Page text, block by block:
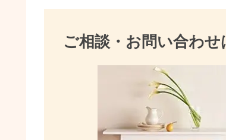
ご相談・お問い合わせ